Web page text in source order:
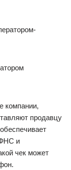
компании,
продавцу
ФНС и
чек может